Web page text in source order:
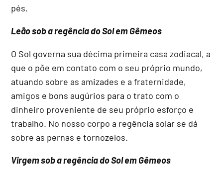
pés.
Leão sob a regência do Sol em Gêmeos
O Sol governa sua décima primeira casa zodiacal, a
que o põe em contato com o seu próprio mundo,
atuando sobre as amizades e a fraternidade,
amigos e bons augúrios para o trato com o
dinheiro proveniente de seu próprio esforço e
trabalho. No nosso corpo a regência solar se dá
sobre as pernas e tornozelos.
Virgem sob a regência do Sol em Gêmeos